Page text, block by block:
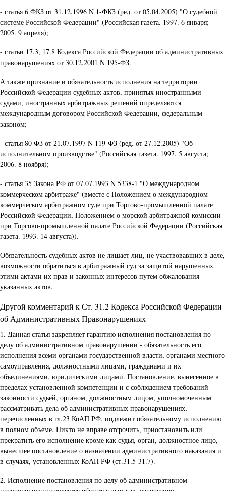
- статья 6 ФКЗ от 31.12.1996 N 1-ФКЗ (ред. от 05.04.2005) "О судебной
системе Российской Федерации" (Российская газета. 1997. 6 января;
2005. 9 апреля);
- статьи 17.3, 17.8 Кодекса Российской Федерации об административных
правонарушениях от 30.12.2001 N 195-ФЗ.
А также признание и обязательность исполнения на территории
Российской Федерации судебных актов, принятых иностранными
судами, иностранных арбитражных решений определяются
международным договором Российской Федерации, федеральным
законом;
- статья 80 ФЗ от 21.07.1997 N 119-ФЗ (ред. от 27.12.2005) "Об
исполнительном производстве" (Российская газета. 1997. 5 августа;
2006. 8 ноября);
- статья 35 Закона РФ от 07.07.1993 N 5338-1 "О международном
коммерческом арбитраже" (вместе с Положением о международном
коммерческом арбитражном суде при Торгово-промышленной палате
Российской Федерации, Положением о морской арбитражной комиссии
при Торгово-промышленной палате Российской Федерации (Российская
газета. 1993. 14 августа)).
Обязательность судебных актов не лишает лиц, не участвовавших в деле,
возможности обратиться в арбитражный суд за защитой нарушенных
этими актами их прав и законных интересов путем обжалования
указанных актов.
Другой комментарий к Ст. 31.2 Кодекса Российской Федерации
об Административных Правонарушениях
1. Данная статья закрепляет гарантию исполнения постановления по
делу об административном правонарушении - обязательность его
исполнения всеми органами государственной власти, органами местного
самоуправления, должностными лицами, гражданами и их
объединениями, юридическими лицами. Постановление, вынесенное в
пределах установленной компетенции и с соблюдением требований
законности судьей, органом, должностным лицом, уполномоченным
рассматривать дела об административных правонарушениях,
перечисленных в гл.23 КоАП РФ, подлежит обязательному исполнению
в полном объеме. Никто не вправе отсрочить, приостановить или
прекратить его исполнение кроме как судья, орган, должностное лицо,
вынесшее постановление о назначении административного наказания и
в случаях, установленных КоАП РФ (ст.31.5-31.7).
2. Исполнение постановления по делу об административном